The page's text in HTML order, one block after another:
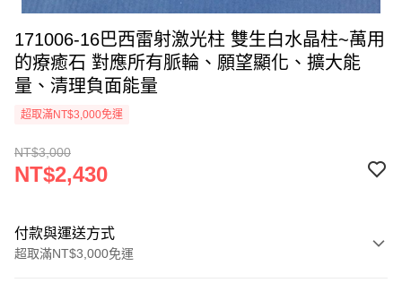
171006-16巴西雷射激光柱 雙生白水晶柱~萬用
的療癒石 對應所有脈輪、願望顯化、擴大能
量、清理負面能量
超取滿NT$3,000免運
NT$3,000
NT$2,430
付款與運送方式
超取滿NT$3,000免運